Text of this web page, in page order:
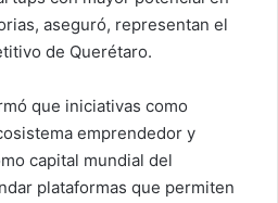
aseguró, representan el
de Querétaro.
que iniciativas como
emprendedor y
capital mundial del
plataformas que permiten